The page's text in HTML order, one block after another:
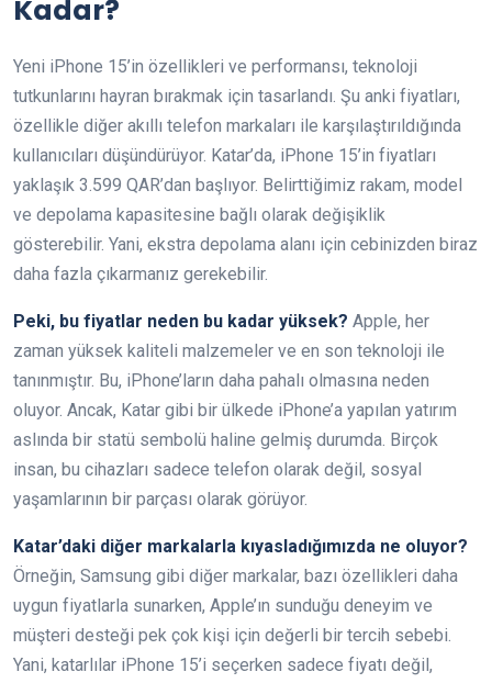
Kadar?
Yeni iPhone 15’in özellikleri ve performansı, teknoloji
tutkunlarını hayran bırakmak için tasarlandı. Şu anki fiyatları,
özellikle diğer akıllı telefon markaları ile karşılaştırıldığında
kullanıcıları düşündürüyor. Katar’da, iPhone 15’in fiyatları
yaklaşık 3.599 QAR’dan başlıyor. Belirttiğimiz rakam, model
ve depolama kapasitesine bağlı olarak değişiklik
gösterebilir. Yani, ekstra depolama alanı için cebinizden biraz
daha fazla çıkarmanız gerekebilir.
Peki, bu fiyatlar neden bu kadar yüksek? Apple, her
zaman yüksek kaliteli malzemeler ve en son teknoloji ile
tanınmıştır. Bu, iPhone’ların daha pahalı olmasına neden
oluyor. Ancak, Katar gibi bir ülkede iPhone’a yapılan yatırım
aslında bir statü sembolü haline gelmiş durumda. Birçok
insan, bu cihazları sadece telefon olarak değil, sosyal
yaşamlarının bir parçası olarak görüyor.
Katar’daki diğer markalarla kıyasladığımızda ne oluyor?
Örneğin, Samsung gibi diğer markalar, bazı özellikleri daha
uygun fiyatlarla sunarken, Apple’ın sunduğu deneyim ve
müşteri desteği pek çok kişi için değerli bir tercih sebebi.
Yani, katarlılar iPhone 15’i seçerken sadece fiyatı değil,